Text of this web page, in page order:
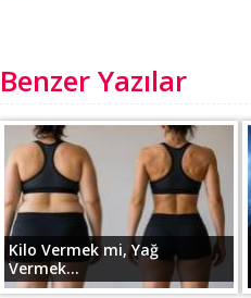
Benzer Yazılar
Kilo Vermek mi, Yağ
Vermek...